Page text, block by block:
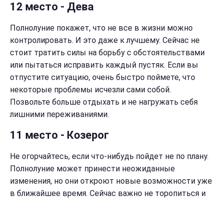
12 место - Дева
Полнолуние покажет, что не все в жизни можно
контролировать. И это даже к лучшему. Сейчас не
стоит тратить силы на борьбу с обстоятельствами
или пытаться исправить каждый пустяк. Если вы
отпустите ситуацию, очень быстро поймете, что
некоторые проблемы исчезли сами собой.
Позвольте больше отдыхать и не нагружать себя
лишними переживаниями.
11 место - Козерог
Не огорчайтесь, если что-нибудь пойдет не по плану.
Полнолуние может принести неожиданные
изменения, но они откроют новые возможности уже
в ближайшее время. Сейчас важно не торопиться и